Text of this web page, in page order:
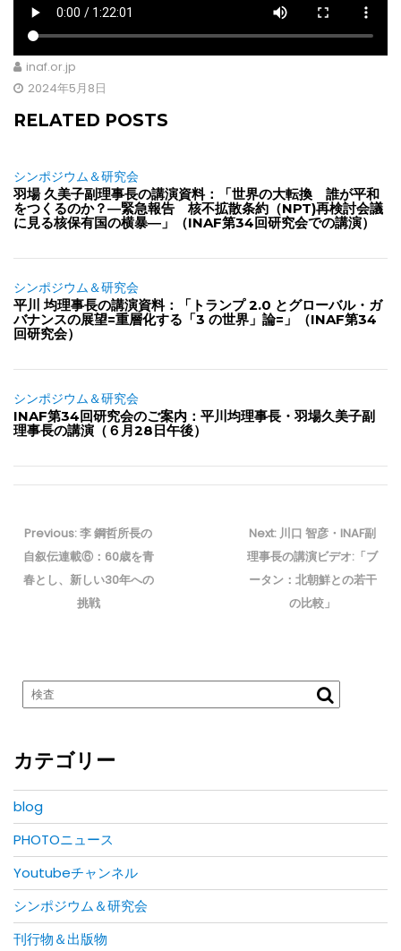
inaf.or.jp
2024年5月8日
RELATED POSTS
シンポジウム＆研究会
羽場 久美子副理事長の講演資料：「世界の大転換 誰が平和
をつくるのか？―緊急報告 核不拡散条約（NPT)再検討会議
に見る核保有国の横暴―」（INAF第34回研究会での講演）
シンポジウム＆研究会
平川 均理事長の講演資料：「トランプ 2.0 とグローバル・ガ
バナンスの展望=重層化する「3 の世界」論=」（INAF第34
回研究会）
シンポジウム＆研究会
INAF第34回研究会のご案内：平川均理事長・羽場久美子副
理事長の講演（６月28日午後）
稿
ナ
ビ
ゲ
Previous:Previous
post:
李 鋼哲所長の
自叙伝連載⑥：60歳を青
春とし、新しい30年への
挑戦
Next: Next
post:
川口 智彦・INAF副
理事長の講演ビデオ:「ブ
ータン：北朝鮮との若干
の比較」
カテゴリー
blog
PHOTOニュース
Youtubeチャンネル
シンポジウム＆研究会
刊行物＆出版物